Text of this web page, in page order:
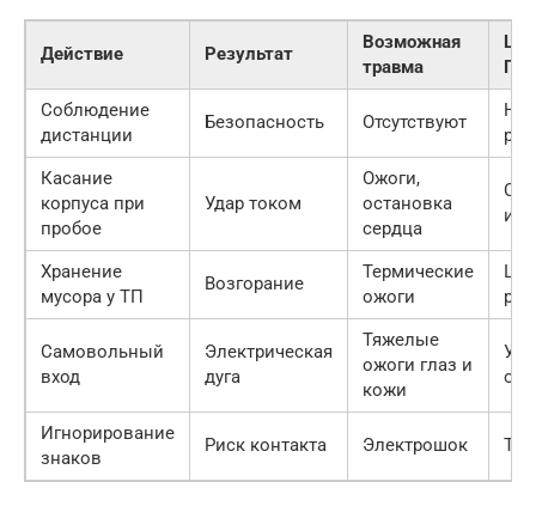
Действие Результат
Возможная
травма
Соблюдение
дистанции
Безопасность Отсутствуют
Касание
корпуса при
пробое
Удар током
Ожоги,
остановка
сердца
Хранение
мусора у ТП
Возгорание
Термические
ожоги
руб.
Самовольный
вход
Электрическая
дуга
Тяжелые
ожоги глаз и
кожи
Игнорирование
знаков
Риск контакта Электрошок